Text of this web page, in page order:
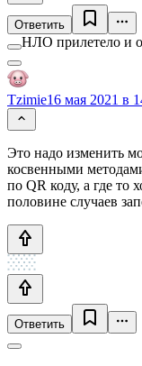
Ответить
НЛО прилетело и
Tzimie16 мая 2021 в
Это надо изменить
косвенными
по QR коду, а где то
половине случаев
Ответить